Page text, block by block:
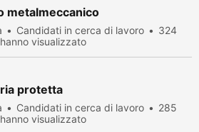
metalmeccanico
Candidati in cerca di lavoro
324
visualizzato
protetta
Candidati in cerca di lavoro
285
visualizzato